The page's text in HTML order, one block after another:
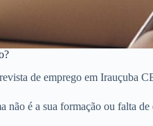
de emprego em Irauçuba
não é a sua formação ou falta